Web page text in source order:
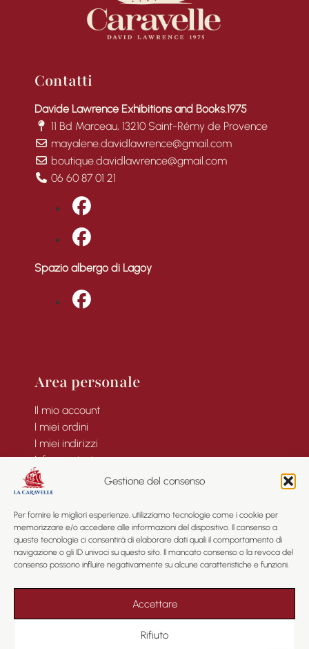
Gestione del consenso
Per fornire le migliori esperienze, utilizziamo tecnologie come i cookie per
memorizzare e/o accedere alle informazioni del dispositivo. Il consenso a
queste tecnologie ci consentirà di elaborare dati quali il comportamento di
navigazione o gli ID univoci su questo sito. Il mancato consenso o la revoca del
consenso possono influire negativamente su alcune caratteristiche e funzioni.
Accettare
Rifiuto
Contatti
Davide Lawrence Exhibitions and Books.1975
11 Bd Marceau, 13210 Saint-Rémy de Provence
mayalene.davidlawrence@gmail.com
boutique.davidlawrence@gmail.com
06 60 87 01 21
Spazio albergo di Lagoy
Area personale
Il mio account
I miei ordini
I miei indirizzi
Informazioni
Informazioni
Informazioni legali
Privacy
Condizioni Generali di Contratto
Mappa del sito